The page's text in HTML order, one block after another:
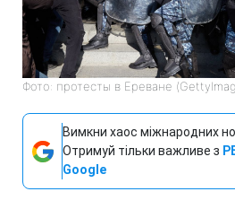
Фото: протесты в Ереване
Вимкни хаос міжнародних
Отримуй тільки важливе з
Google